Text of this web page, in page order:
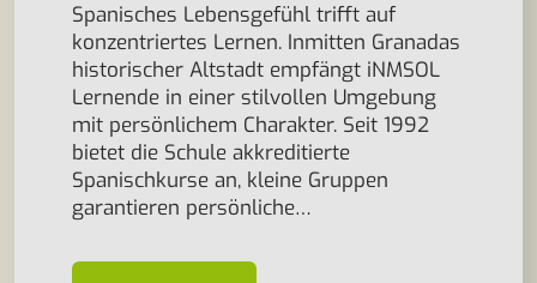
Spanisches Lebensgefühl trifft auf
konzentriertes Lernen. Inmitten Granadas
historischer Altstadt empfängt iNMSOL
Lernende in einer stilvollen Umgebung
mit persönlichem Charakter. Seit 1992
bietet die Schule akkreditierte
Spanischkurse an, kleine Gruppen
garantieren persönliche…